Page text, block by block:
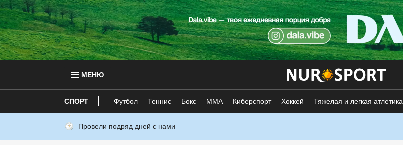
МЕНЮ
СПОРТ Футбол Теннис Бокс ММА Киберспорт Хоккей Тяжелая и легкая атлетика
Провели подряд дней с нами